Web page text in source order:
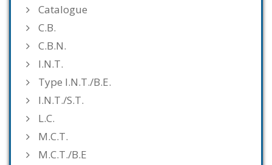
Catalogue
C.B.
C.B.N.
I.N.T.
Type I.N.T./B.E.
I.N.T./S.T.
L.C.
M.C.T.
M.C.T./B.E